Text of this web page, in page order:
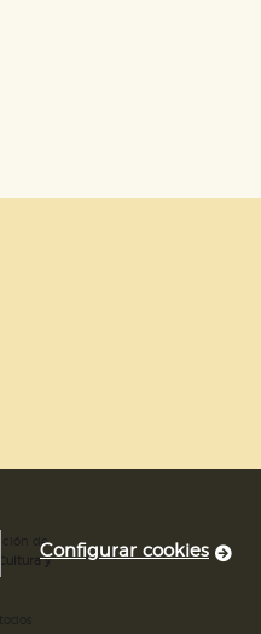
de
y
Configurar cookies